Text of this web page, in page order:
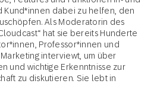
Kund*innen dabei zu helfen, den
Als Moderatorin des
hat sie bereits Hunderte
Professor*innen und
interviewt, um über
und wichtige Erkenntnisse zur
zu diskutieren. Sie lebt in